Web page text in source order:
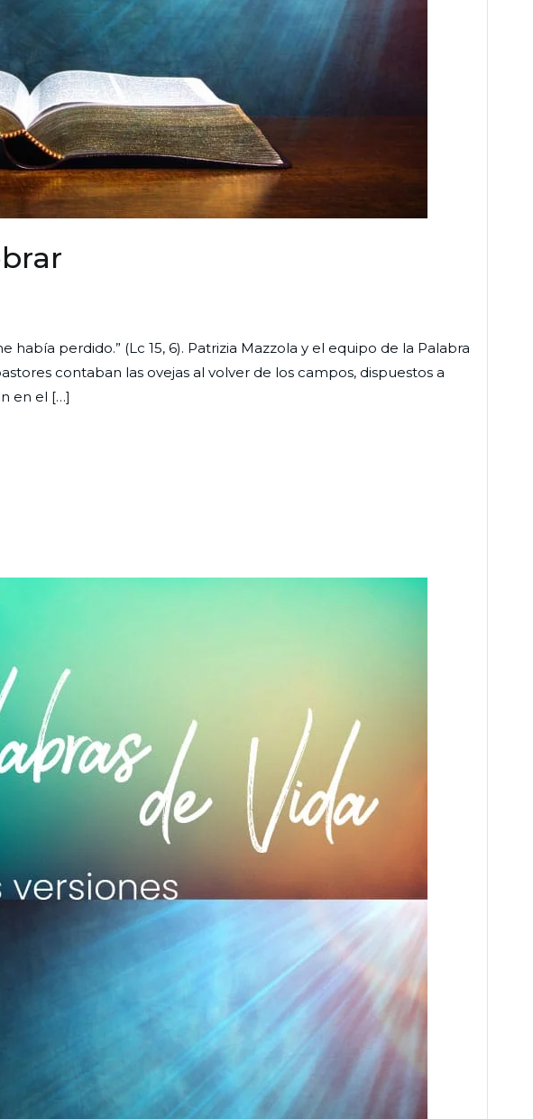
perdido.” (Lc 15, 6). Patrizia Mazzola y el equipo de la Palabra
contaban las ovejas al volver de los campos, dispuestos a
en el […]